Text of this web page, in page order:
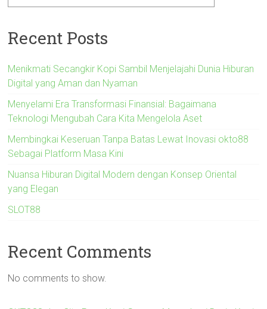
Recent Posts
Menikmati Secangkir Kopi Sambil Menjelajahi Dunia Hiburan
Digital yang Aman dan Nyaman
Menyelami Era Transformasi Finansial: Bagaimana
Teknologi Mengubah Cara Kita Mengelola Aset
Membingkai Keseruan Tanpa Batas Lewat Inovasi okto88
Sebagai Platform Masa Kini
Nuansa Hiburan Digital Modern dengan Konsep Oriental
yang Elegan
SLOT88
Recent Comments
No comments to show.